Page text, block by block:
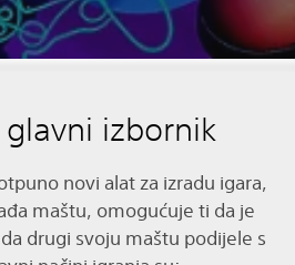
izbornik
novi alat za izradu igara,
maštu, omogućuje ti da je
drugi svoju maštu podijele s